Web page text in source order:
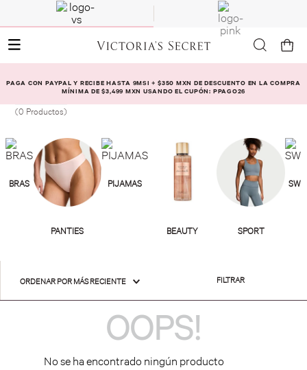
PAGA CON PAYPAL Y RECIBE HASTA 9MSI + $350 MXN DE DESCUENTO EN LA COMPRA
MÍNIMA DE $3,499 MXN USANDO EL CUPÓN: PPAGO26
0 Productos
ORDENAR POR MÁS RECIENTE FILTRAR
OOPS!
No se ha encontrado ningún producto